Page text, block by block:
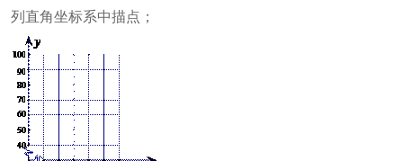
列直角坐标系中描点；